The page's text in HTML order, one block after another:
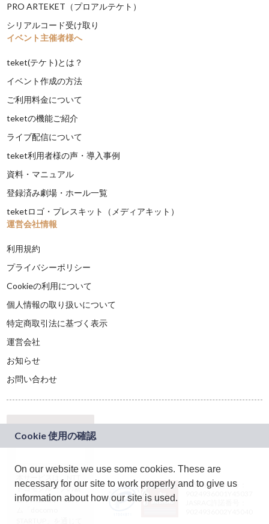
PRO ARTEKET（プロアルテケト）
シリアルコード受け取り
イベント主催者様へ
teket(テケト)とは？
イベント作成の方法
ご利用料金について
teketの機能ご紹介
ライブ配信について
teket利用者様の声・導入事例
資料・マニュアル
登録済み劇場・ホール一覧
teketロゴ・プレスキット（メディアキット）
運営会社情報
利用規約
プライバシーポリシー
Cookieの利用について
個人情報の取り扱いについて
特定商取引法に基づく表示
運営会社
お知らせ
お問い合わせ
ドコモグループの新
規事業創出プログラ
JASRAC許諾番号：
On our website we use some cookies. These are
necessary for our site to work properly and to give us
information about how our site is used.